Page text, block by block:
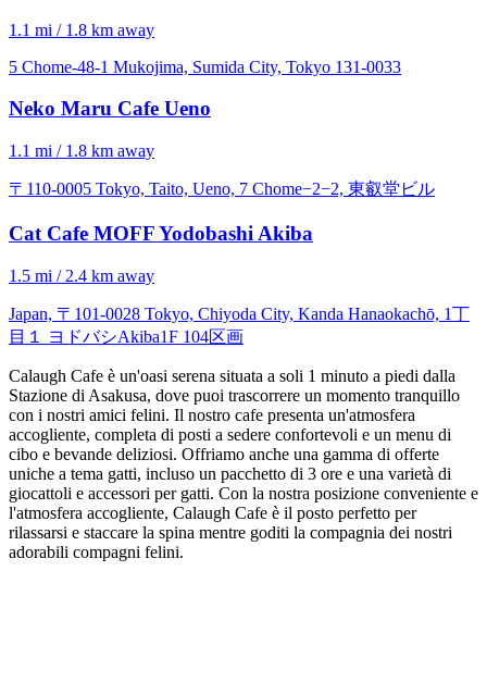
1.1 mi / 1.8 km away
5 Chome-48-1 Mukojima, Sumida City, Tokyo 131-0033
Neko Maru Cafe Ueno
1.1 mi / 1.8 km away
〒110-0005 Tokyo, Taito, Ueno, 7 Chome−2−2, 東叡堂ビル
Cat Cafe MOFF Yodobashi Akiba
1.5 mi / 2.4 km away
Japan, 〒101-0028 Tokyo, Chiyoda City, Kanda Hanaokachō, 1丁
目１ ヨドバシAkiba1F 104区画
Calaugh Cafe è un'oasi serena situata a soli 1 minuto a piedi dalla
Stazione di Asakusa, dove puoi trascorrere un momento tranquillo
con i nostri amici felini. Il nostro cafe presenta un'atmosfera
accogliente, completa di posti a sedere confortevoli e un menu di
cibo e bevande deliziosi. Offriamo anche una gamma di offerte
uniche a tema gatti, incluso un pacchetto di 3 ore e una varietà di
giocattoli e accessori per gatti. Con la nostra posizione conveniente e
l'atmosfera accogliente, Calaugh Cafe è il posto perfetto per
rilassarsi e staccare la spina mentre goditi la compagnia dei nostri
adorabili compagni felini.